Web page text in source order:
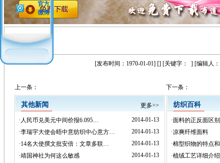
[发布时间：1970-01-01] [] [关键字： ] [编辑人
上一条： 下一条：
其他新闻 更多>>
· 人民币兑美元中间价报6.095…
2014-01-13
·李瑞宇大使会晤中意纺织中心意方…
2014-01-13
·14名大使撰文批安倍：文章多联…
2014-01-13
·靖国神社为何这么敏感
2014-01-13
纺织百科
·面料的正反面区别
·凉爽纤维面料
·棉型织物的特点
·植绒工艺详细介绍
官方
微博